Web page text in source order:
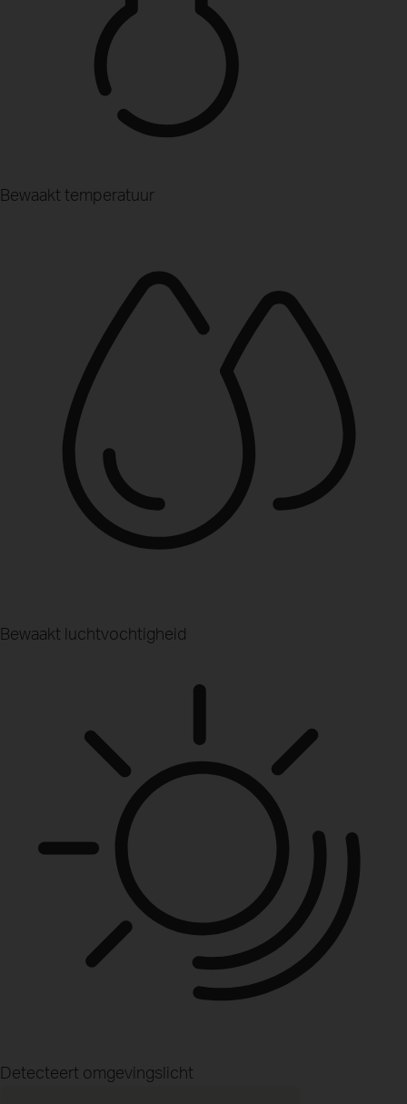
Bewaakt temperatuur
Bewaakt luchtvochtigheid
Detecteert omgevingslicht